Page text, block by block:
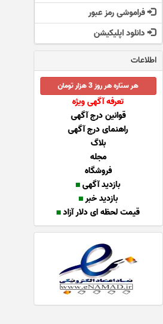
فراموشی رمز عبور
دانلود اپلیکیشن
اطلاعات
هر ستاره هر روز 3 هزار تومان
تعرفه آگهی ویژه
قوانین درج آگهی
راهنمای درج آگهی
بلاگ
مجله
فروشگاه
بازدید آگهی
بازدید خبر
قیمت لحظه ای دلار آزاد